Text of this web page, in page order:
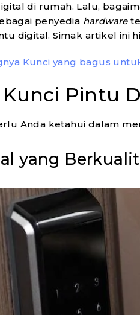
di rumah. Lalu,
penyedia hardware
digital. Simak artikel ini
Kunci yang bagus
Pintu
Anda ketahui dalam
yang